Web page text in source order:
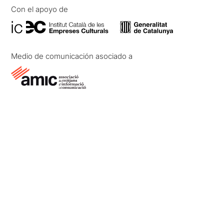
Con el apoyo de
Medio de comunicación asociado a